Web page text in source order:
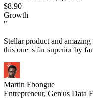
$8.90
Growth
"
Stellar product and
this one is far superior by
Martin Ebongue
Entrepreneur, Genius Data